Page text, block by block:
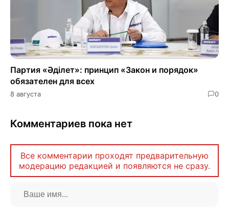
Партия «Әділет»: принцип «Закон и порядок»
обязателен для всех
8 августа 0
Комментариев пока нет
Все комментарии проходят предварительную
модерацию редакцией и появляются не сразу.